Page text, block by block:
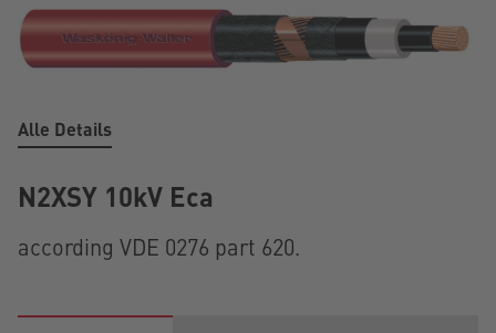
Alle Details
N2XSY 10kV Eca
according VDE 0276 part 620.